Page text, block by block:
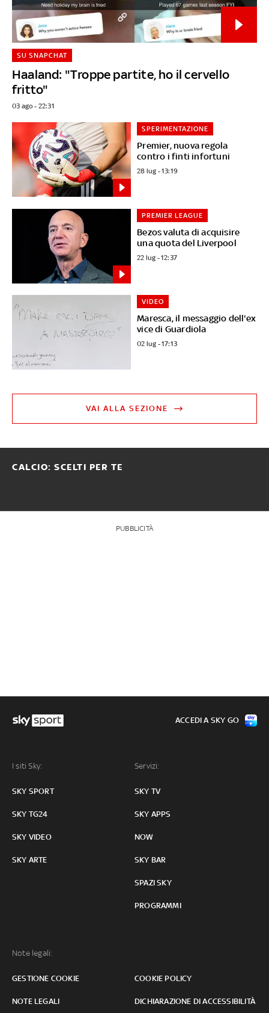
Haaland: "Troppe partite, ho il cervello
fritto"
SU SNAPCHAT
03 ago - 22:31
Premier, nuova regola
contro i finti infortuni
SPERIMENTAZIONE
28 lug - 13:19
Bezos valuta di acquisire
una quota del Liverpool
PREMIER LEAGUE
22 lug - 12:37
Maresca, il messaggio dell'ex
vice di Guardiola
VIDEO
02 lug - 17:13
VAI ALLA SEZIONE
CALCIO: SCELTI PER TE
PUBBLICITÀ
I siti Sky:
SKY SPORT
SKY TG24
SKY VIDEO
SKY ARTE
Servizi:
SKY TV
SKY APPS
NOW
SKY BAR
SPAZI SKY
PROGRAMMI
Note legali:
GESTIONE COOKIE COOKIE POLICY
NOTE LEGALI DICHIARAZIONE DI ACCESSIBILITÀ
ACCEDI A SKY GO